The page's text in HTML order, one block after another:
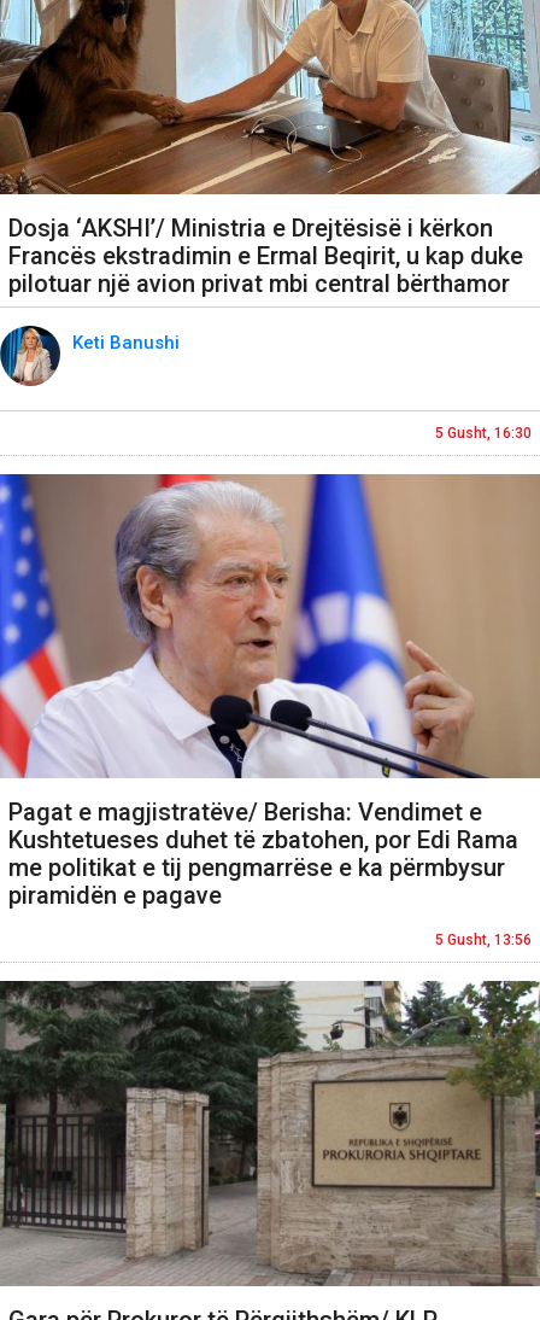
Dosja ‘AKSHI’/ Ministria e Drejtësisë i kërkon
Francës ekstradimin e Ermal Beqirit, u kap duke
pilotuar një avion privat mbi central bërthamor
Keti Banushi
5 Gusht, 16:30
Pagat e magjistratëve/ Berisha: Vendimet e
Kushtetueses duhet të zbatohen, por Edi Rama
me politikat e tij pengmarrëse e ka përmbysur
piramidën e pagave
5 Gusht, 13:56